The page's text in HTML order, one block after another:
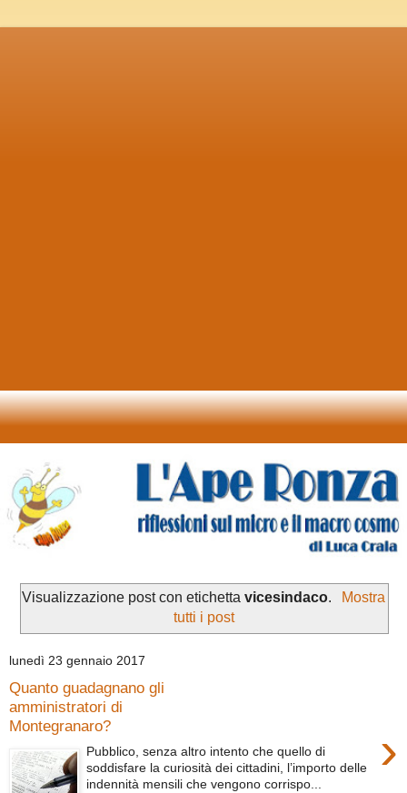
Visualizzazione post con etichettavicesindaco.
Mostra
tutti i post
lunedì 23 gennaio 2017
Quanto guadagnano gli
amministratori di
Montegranaro?
›
Pubblico, senza altro intento che quello di
soddisfare la curiosità dei cittadini, l’importo delle
indennità mensili che vengono corrispo...